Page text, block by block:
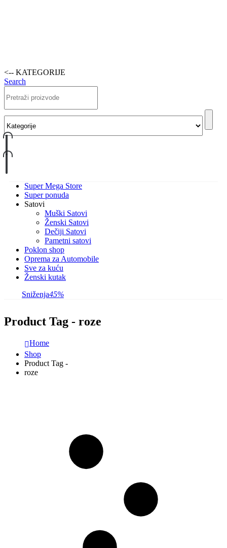
<-- KATEGORIJE
Search
Super Mega Store
Super ponuda
Satovi
Muški Satovi
Ženski Satovi
Dečiji Satovi
Pametni satovi
Poklon shop
Oprema za Automobile
Sve za kuću
Ženski kutak
Sniženja45%
Product Tag - roze
Home
Shop
Product Tag -
roze